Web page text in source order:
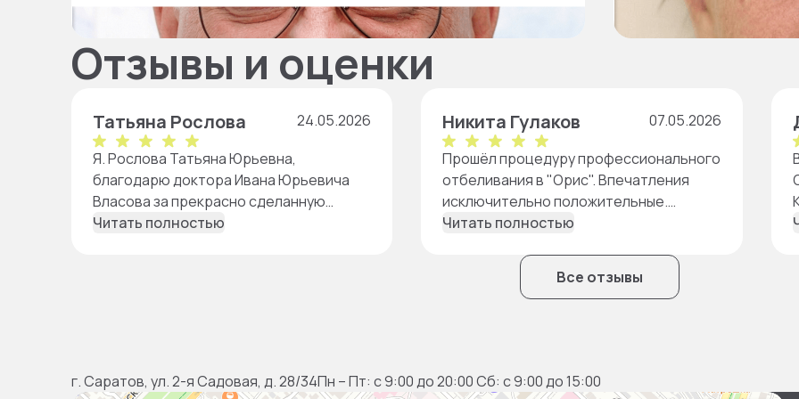
Отзывы и оценки
Татьяна Рослова
24.05.2026
Я. Рослова Татьяна Юрьевна,
благодарю доктора Ивана Юрьевича
Власова за прекрасно сделанную
работу, за чуткое, внимательное и
Читать полностью
Никита Гулаков
07.05.2026
Прошёл процедуру профессионального
отбеливания в "Орис". Впечатления
исключительно положительные.
Процесс занял около часа, дискомфорт
Первые пару дней соблюдал
рекомендации по еде и напиткам: не
Читать полностью
Все отзывы
г. Саратов, ул. 2-я Садовая, д. 28/34Пн – Пт: с 9:00 до 20:00 Сб: с 9:00 до 15:00